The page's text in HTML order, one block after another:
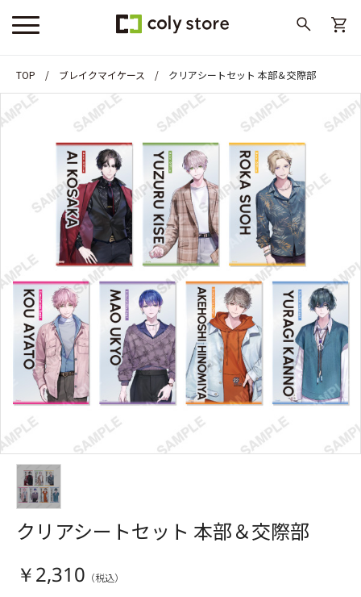
TOP ブレイクマイケース クリアシートセット 本部＆交際部
クリアシートセット 本部＆交際部
￥2,310